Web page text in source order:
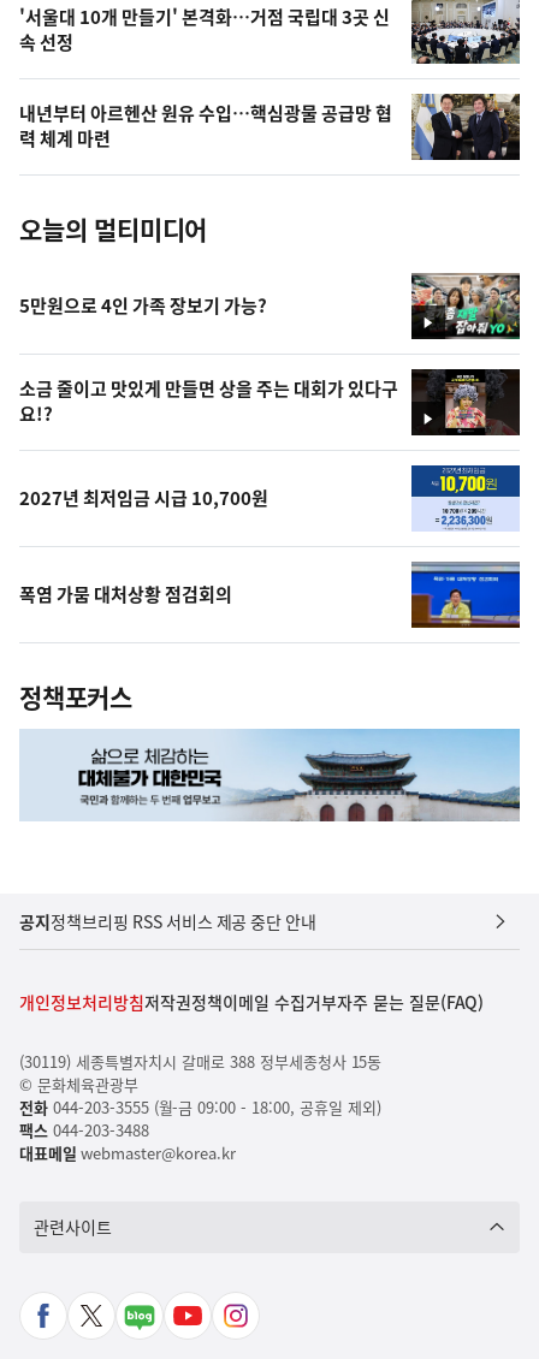
오
늘
의
사
진
'서울대 10개 만들기' 본격화…거점 국립대 3곳 신
속 선정
내년부터 아르헨산 원유 수입…핵심광물 공급망 협
력 체계 마련
오늘의 멀티미디어
영
상
5만원으로 4인 가족 장보기 가능?
영
상
소금 줄이고 맛있게 만들면 상을 주는 대회가 있다구
요!?
2027년 최저임금 시급 10,700원
폭염 가뭄 대처상황 점검회의
정책포커스
공지정책브리핑 RSS 서비스 제공 중단 안내
개인정보처리방침저작권정책이메일 수집거부자주 묻는 질문(FAQ)
(30119) 세종특별자치시 갈매로 388 정부세종청사 15동
© 문화체육관광부
전화044-203-3555 (월-금 09:00 - 18:00, 공휴일 제외)
팩스044-203-3488
대표메일 webmaster@korea.kr
관련사이트
페
X
네
유
인